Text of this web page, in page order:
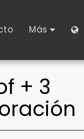
Más
+ 3